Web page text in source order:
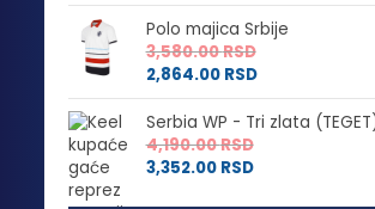
Polo majica Srbije
3,580.00RSD
2,864.00 RSD
Serbia WP - Tri zlata
4,190.00RSD
3,352.00 RSD